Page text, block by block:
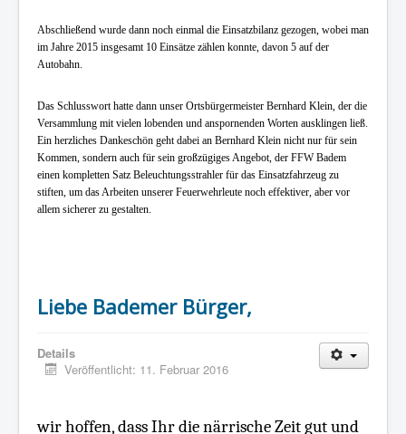
Abschließend wurde dann noch einmal die Einsatzbilanz gezogen, wobei man
im Jahre 2015 insgesamt 10 Einsätze zählen konnte, davon 5 auf der
Autobahn.
Das Schlusswort hatte dann unser Ortsbürgermeister Bernhard Klein, der die
Versammlung mit vielen lobenden und anspornenden Worten ausklingen ließ.
Ein herzliches Dankeschön geht dabei an Bernhard Klein nicht nur für sein
Kommen, sondern auch für sein großzügiges Angebot, der FFW Badem
einen kompletten Satz Beleuchtungsstrahler für das Einsatzfahrzeug zu
stiften, um das Arbeiten unserer Feuerwehrleute noch effektiver, aber vor
allem sicherer zu gestalten.
Liebe Bademer Bürger,
Details
Veröffentlicht: 11. Februar 2016
wir hoffen, dass Ihr die närrische Zeit gut und